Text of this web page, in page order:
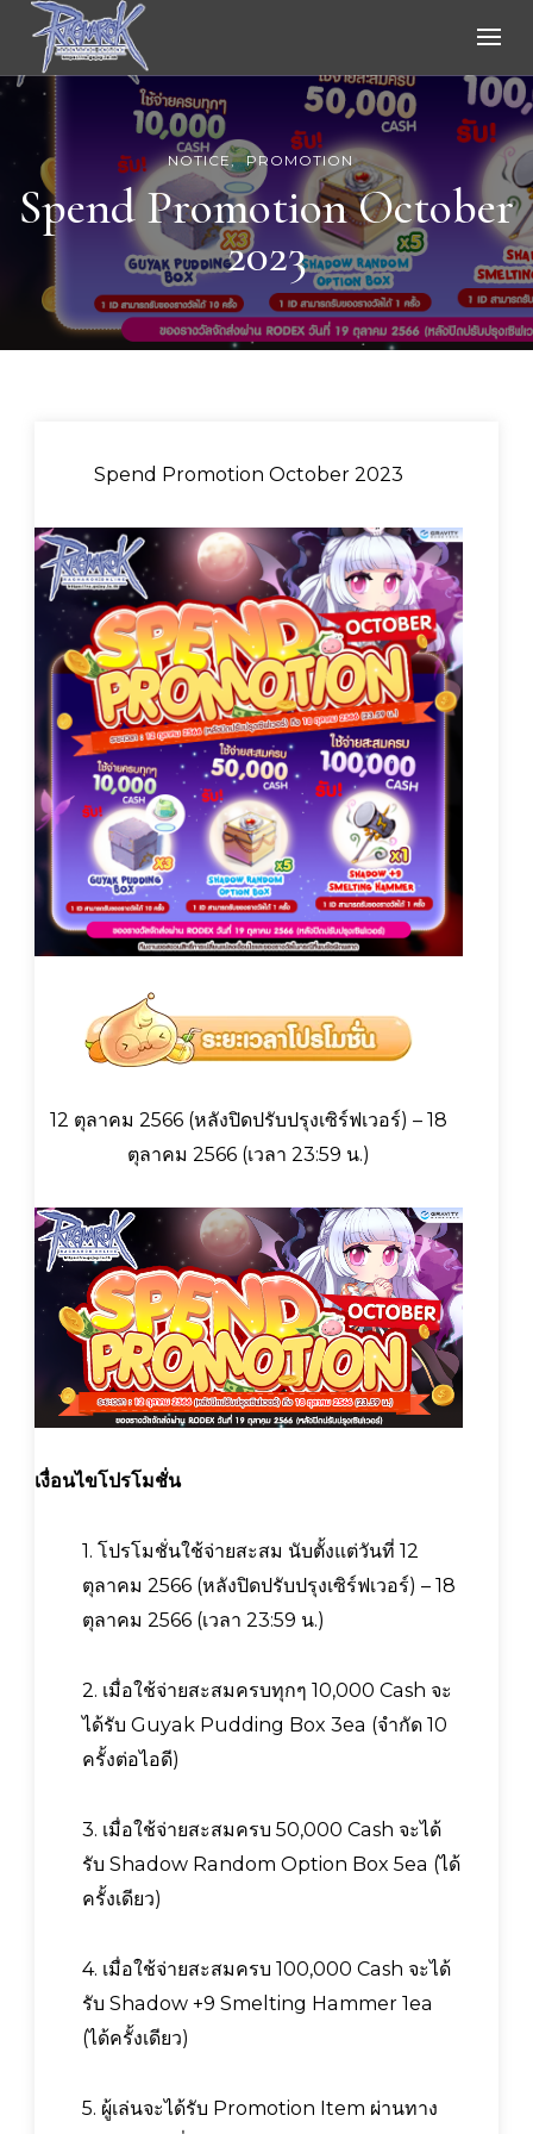
Ragnarok Online
NOTICE PROMOTION
Spend Promotion October
2023
Spend Promotion October 2023
12 ตุลาคม 2566 (หลังปิดปรับปรุงเซิร์ฟเวอร์) – 18
ตุลาคม 2566 (เวลา 23:59 น.)
เงื่อนไขโปรโมชั่น
1. โปรโมชั่นใช้จ่ายสะสม นับตั้งแต่วันที่ 12
ตุลาคม 2566 (หลังปิดปรับปรุงเซิร์ฟเวอร์) – 18
ตุลาคม 2566 (เวลา 23:59 น.)
2. เมื่อใช้จ่ายสะสมครบทุกๆ 10,000 Cash จะ
ได้รับ Guyak Pudding Box 3ea (จำกัด 10
ครั้งต่อไอดี)
3. เมื่อใช้จ่ายสะสมครบ 50,000 Cash จะได้
รับ Shadow Random Option Box 5ea (ได้
ครั้งเดียว)
4. เมื่อใช้จ่ายสะสมครบ 100,000 Cash จะได้
รับ Shadow +9 Smelting Hammer 1ea
(ได้ครั้งเดียว)
5. ผู้เล่นจะได้รับ Promotion Item ผ่านทาง